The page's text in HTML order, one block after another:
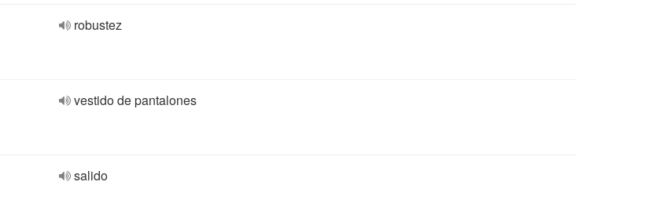
robustez
vestido de pantalones
salido